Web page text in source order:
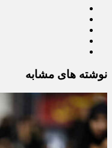
نوشته های مشابه